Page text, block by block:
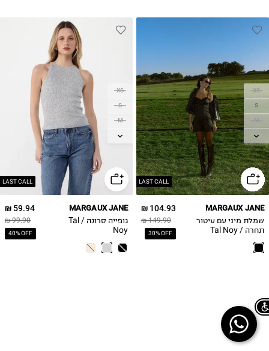
LAST CALL
XS
S
L
104.93 ₪
149.90 ₪
30% OFF
MARGAUX JANE
שמלת מיני עם עיטור
תחרה / Tal Noy
LAST CALL
XS
S
M
L
59.94 ₪
99.90 ₪
40% OFF
MARGAUX JANE
גופייה סרוגה / Tal
Noy
Chat on WhatsApp